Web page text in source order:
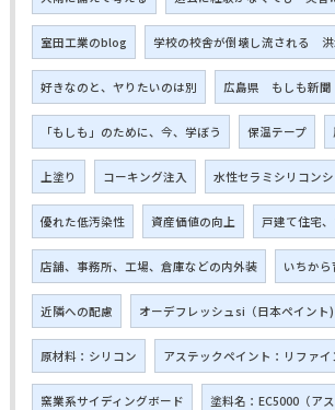
室田工業のblog 学校の校舎が倒壊し流される 洪
好きなのと、ヤりたいのは別 広島県 もしも新聞
「もしも」のために、今、学ぼう 保温テープ
上塗り コーキング注入 水性セラミシリコン
優れた低汚染性 資産価値の向上 戸建て住宅
店舗、事務所、工場、倉庫などの内外装 いちから
近隣への配慮 オーデフレッシュsi（日本ペイント)
原材料：シリコン アステックペイント：リファイ
窯業系サイディングボード 塗料名：EC5000（ア